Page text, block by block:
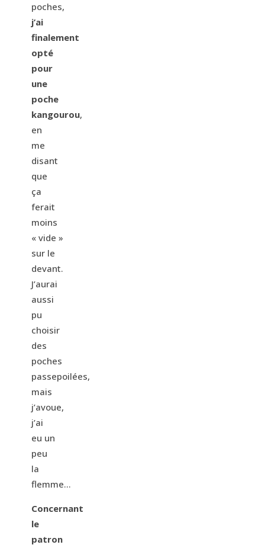
poches,
j’ai
finalement
opté
pour
une
poche
kangourou,
en
me
disant
que
ça
ferait
moins
« vide »
sur le
devant.
J’aurai
aussi
pu
choisir
des
poches
passepoilées,
mais
j’avoue,
j’ai
eu un
peu
la
flemme…
Concernant
le
patron